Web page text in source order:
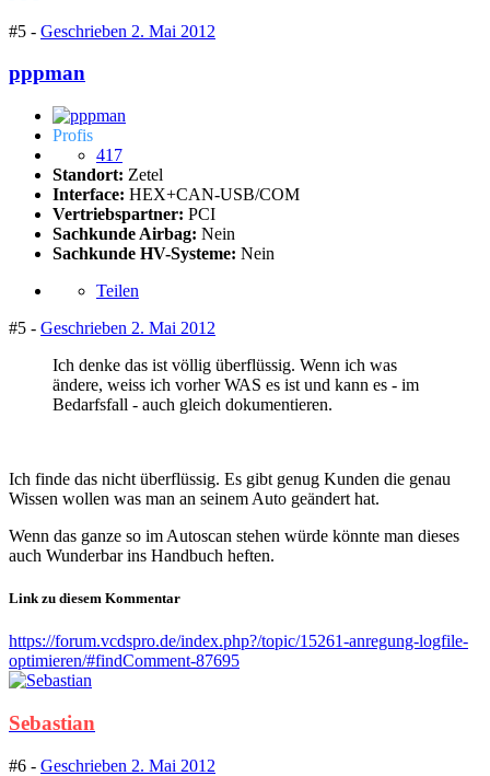
#5 - Geschrieben 2. Mai 2012
pppman
Profis
417
Standort: Zetel
Interface: HEX+CAN-USB/COM
Vertriebspartner: PCI
Sachkunde Airbag: Nein
Sachkunde HV-Systeme: Nein
Teilen
#5 - Geschrieben 2. Mai 2012
Ich denke das ist völlig überflüssig. Wenn ich was
ändere, weiss ich vorher WAS es ist und kann es - im
Bedarfsfall - auch gleich dokumentieren.
Ich finde das nicht überflüssig. Es gibt genug Kunden die genau
Wissen wollen was man an seinem Auto geändert hat.
Wenn das ganze so im Autoscan stehen würde könnte man dieses
auch Wunderbar ins Handbuch heften.
Link zu diesem Kommentar
https://forum.vcdspro.de/index.php?/topic/15261-anregung-logfile-
optimieren/#findComment-87695
Sebastian
#6 - Geschrieben 2. Mai 2012